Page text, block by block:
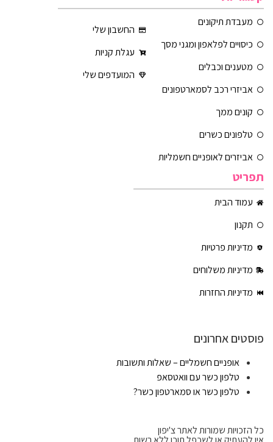
מעבדת תיקונים
כיסויים לפלאפון ומגני מסך
מטענים וכבלים
אביזרי רכב לסמארטפונים
קונים ממך
טלפונים כשרים
אביזרים לאופניים חשמליות
החשבון שלי
עגלת קניות
המועדפים שלי
תפריט
עמוד הבית
תקנון
מדיניות פרטיות
מדיניות משלוחים
מדיניות החזרות
פוסטים אחרונים
אופניים חשמליים – שאלות ותשובות
טלפון כשר עם וואטסאפ
טלפון כשר או סמארטפון כשר?
כל הזכויות שמורות לאתר צ'יפון